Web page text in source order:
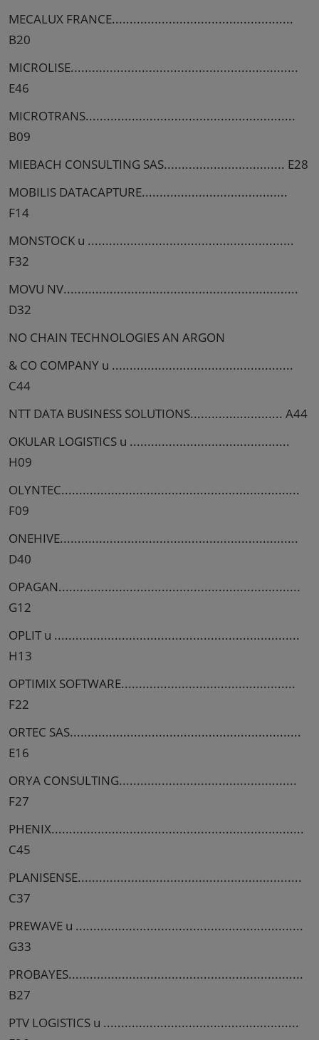
MECALUX FRANCE...................................................
B20
MICROLISE................................................................
E46
MICROTRANS...........................................................
B09
MIEBACH CONSULTING SAS.................................. E28
MOBILIS DATACAPTURE.........................................
F14
MONSTOCK u ..........................................................
F32
MOVU NV..................................................................
D32
NO CHAIN TECHNOLOGIES AN ARGON
& CO COMPANY u ...................................................
C44
NTT DATA BUSINESS SOLUTIONS.......................... A44
OKULAR LOGISTICS u .............................................
H09
OLYNTEC...................................................................
F09
ONEHIVE...................................................................
D40
OPAGAN....................................................................
G12
OPLIT u .....................................................................
H13
OPTIMIX SOFTWARE.................................................
F22
ORTEC SAS.................................................................
E16
ORYA CONSULTING..................................................
F27
PHENIX.......................................................................
C45
PLANISENSE...............................................................
C37
PREWAVE u ................................................................
G33
PROBAYES..................................................................
B27
PTV LOGISTICS u .......................................................